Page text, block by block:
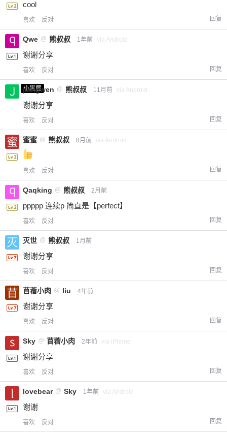
cool
喜欢 反对 回复
Qwe @ 熊叔叔 1年前 via Android
谢谢分享
喜欢 反对 回复
小黑屋
jiangwen @ 熊叔叔 11月前 via Android
谢谢分享
喜欢 反对 回复
蜜蜜 @ 熊叔叔 8月前 via Android
喜欢 反对 回复
Qaqking @ 熊叔叔 2月前
ppppp 连续p 简直是【perfect】
喜欢 反对 回复
灭世 @ 熊叔叔 1月前
谢谢分享
喜欢 反对 回复
苜蓿小肉 @ liu 4年前
谢谢分享
喜欢 反对 回复
Sky @ 苜蓿小肉 2年前 via iPhone
谢谢分享
喜欢 反对 回复
lovebear @ Sky 1年前 via Android
谢谢
喜欢 反对 回复